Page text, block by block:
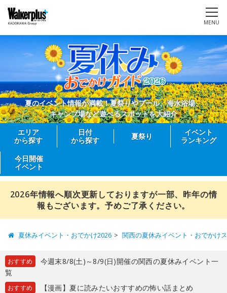
MENU
夏のイベント情報が満載！夏祭りやプール、海水浴場、
キャンプ場など遊べるスポットを大紹介
エリア
から探す
日付
から探す
夏祭り
イベント
ランキング
今日開催
イベント
2026年情報へ順次更新しておりますが一部、昨年の情
報もございます。予めご了承ください。
夏休みイベント・おでかけ2026 関西の夏休みイベント・おでかけ
おすすめ
今週末8/8(土)～8/9(日)開催の関西の夏休みイベント一
覧
おすすめ 【漫画】夏に読みたいおすすめの怖い話まとめ